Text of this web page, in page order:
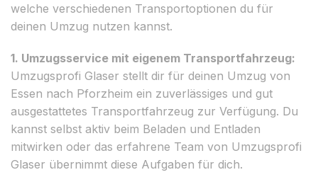
welche verschiedenen Transportoptionen du für
deinen Umzug nutzen kannst.
1. Umzugsservice mit eigenem Transportfahrzeug:
Umzugsprofi Glaser stellt dir für deinen Umzug von
Essen nach Pforzheim ein zuverlässiges und gut
ausgestattetes Transportfahrzeug zur Verfügung. Du
kannst selbst aktiv beim Beladen und Entladen
mitwirken oder das erfahrene Team von Umzugsprofi
Glaser übernimmt diese Aufgaben für dich.